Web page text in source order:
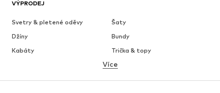
VÝPRODEJ
Svetry & pletené oděvy
Šaty
Džíny
Bundy
Kabáty
Trička & topy
Spodní prádlo
Sukně
Halenky & tuniky
Více